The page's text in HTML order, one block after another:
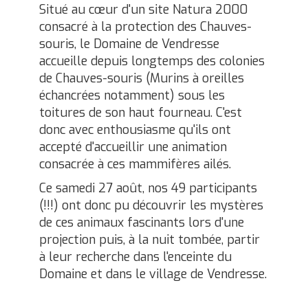
Situé au cœur d'un site Natura 2000
consacré à la protection des Chauves-
souris, le Domaine de Vendresse
accueille depuis longtemps des colonies
de Chauves-souris (Murins à oreilles
échancrées notamment) sous les
toitures de son haut fourneau. C'est
donc avec enthousiasme qu'ils ont
accepté d'accueillir une animation
consacrée à ces mammifères ailés.
Ce samedi 27 août, nos 49 participants
(!!!) ont donc pu découvrir les mystères
de ces animaux fascinants lors d'une
projection puis, à la nuit tombée, partir
à leur recherche dans l'enceinte du
Domaine et dans le village de Vendresse.